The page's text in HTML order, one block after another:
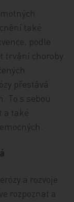
také
podle
trvání choroby
přestává
To s sebou
a také
a rozvoje
rozpoznat a